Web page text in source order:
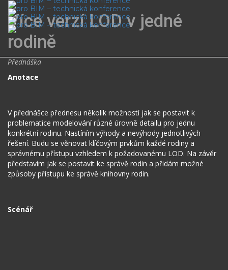
Více verzí LOD v jedné
rodině
Přednáška
Anotace
V přednášce přednesu několik možností jak se postavit k
problematice modelování různé úrovně detailu pro jednu
konkrétní rodinu. Nastíním výhody a nevýhody jednotlivých
řešení. Budu se věnovat klíčovým prvkům každé rodiny a
správnému přístupu vzhledem k požadovanému LOD. Na závěr
představím jak se postavit ke správě rodin a přidám možné
způsoby přístupu ke správě knihovny rodin.
Scénář